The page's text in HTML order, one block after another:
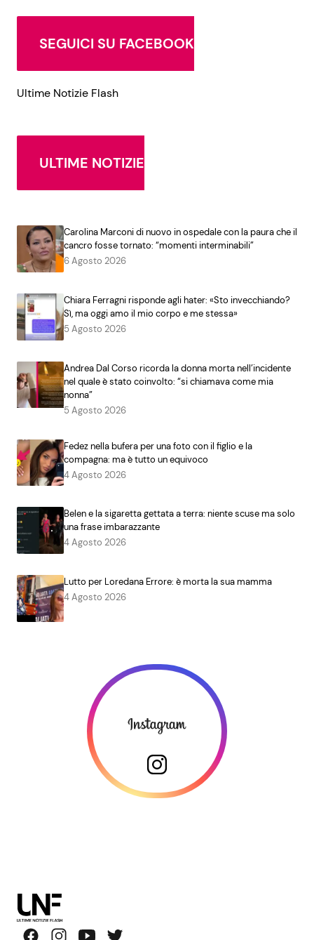
SEGUICI SU FACEBOOK
Ultime Notizie Flash
ULTIME NOTIZIE
Carolina Marconi di nuovo in ospedale con la paura che il
cancro fosse tornato: “momenti interminabili”
6 Agosto 2026
Chiara Ferragni risponde agli hater: «Sto invecchiando?
Sì, ma oggi amo il mio corpo e me stessa»
5 Agosto 2026
Andrea Dal Corso ricorda la donna morta nell’incidente
nel quale è stato coinvolto: “si chiamava come mia
nonna”
5 Agosto 2026
Fedez nella bufera per una foto con il figlio e la
compagna: ma è tutto un equivoco
4 Agosto 2026
Belen e la sigaretta gettata a terra: niente scuse ma solo
una frase imbarazzante
4 Agosto 2026
Lutto per Loredana Errore: è morta la sua mamma
4 Agosto 2026